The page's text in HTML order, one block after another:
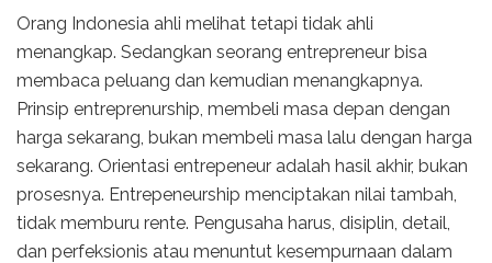
Orang Indonesia ahli melihat tetapi tidak ahli
menangkap. Sedangkan seorang entrepreneur bisa
membaca peluang dan kemudian menangkapnya.
Prinsip entreprenurship, membeli masa depan dengan
harga sekarang, bukan membeli masa lalu dengan harga
sekarang. Orientasi entrepeneur adalah hasil akhir, bukan
prosesnya. Entrepeneurship menciptakan nilai tambah,
tidak memburu rente. Pengusaha harus, disiplin, detail,
dan perfeksionis atau menuntut kesempurnaan dalam